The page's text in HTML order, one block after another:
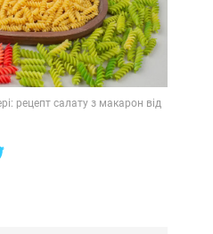
рецепт салату з макарон від